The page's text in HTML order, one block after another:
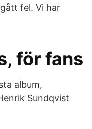
fel. Vi har
för fans
album,
Sundqvist